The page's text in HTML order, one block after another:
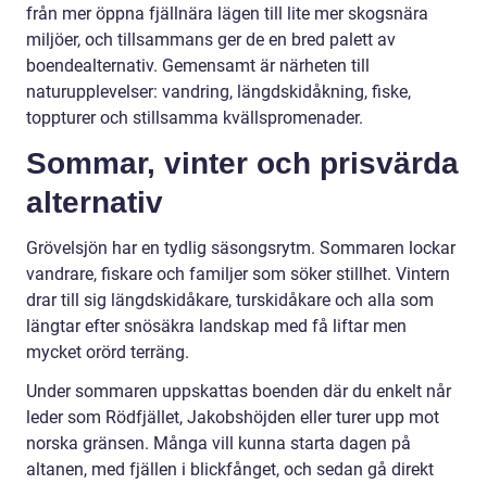
från mer öppna fjällnära lägen till lite mer skogsnära
miljöer, och tillsammans ger de en bred palett av
boendealternativ. Gemensamt är närheten till
naturupplevelser: vandring, längdskidåkning, fiske,
toppturer och stillsamma kvällspromenader.
Sommar, vinter och prisvärda
alternativ
Grövelsjön har en tydlig säsongsrytm. Sommaren lockar
vandrare, fiskare och familjer som söker stillhet. Vintern
drar till sig längdskidåkare, turskidåkare och alla som
längtar efter snösäkra landskap med få liftar men
mycket orörd terräng.
Under sommaren uppskattas boenden där du enkelt når
leder som Rödfjället, Jakobshöjden eller turer upp mot
norska gränsen. Många vill kunna starta dagen på
altanen, med fjällen i blickfånget, och sedan gå direkt